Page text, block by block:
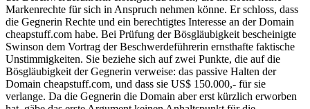
Markenrechte für sich in Anspruch nehmen könne. Er schloss, dass
die Gegnerin Rechte und ein berechtigtes Interesse an der Domain
cheapstuff.com habe. Bei Prüfung der Bösgläubigkeit bescheinigte
Swinson dem Vortrag der Beschwerdeführerin ernsthafte faktische
Unstimmigkeiten. Sie beziehe sich auf zwei Punkte, die auf die
Bösgläubigkeit der Gegnerin verweise: das passive Halten der
Domain cheapstuff.com, und dass sie US$ 150.000,- für sie
verlange. Da die Gegnerin die Domain aber erst kürzlich erworben